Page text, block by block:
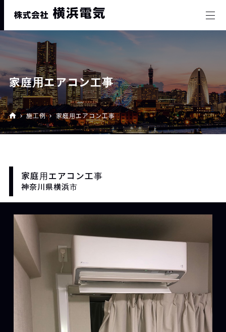
家庭用エアコン工事
施工例 家庭用エアコン工事
家庭用エアコン工事
神奈川県横浜市